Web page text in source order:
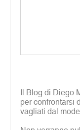
Il Blog di Diego
per confrontarsi
vagliati dal